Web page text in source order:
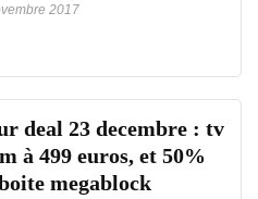
2017
deal 23 decembre : tv
à 499 euros, et 50%
megablock